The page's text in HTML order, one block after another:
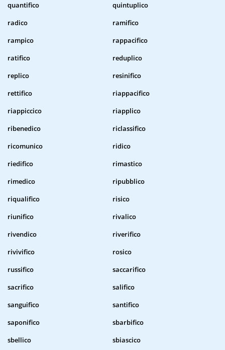
quantifico
quintuplico
radico
ramifico
rampico
rappacifico
ratifico
reduplico
replico
resinifico
rettifico
riappacifico
riappiccico
riapplico
ribenedico
riclassifico
ricomunico
ridico
riedifico
rimastico
rimedico
ripubblico
riqualifico
risico
riunifico
rivalico
rivendico
riverifico
rivivifico
rosico
russifico
saccarifico
sacrifico
salifico
sanguifico
santifico
saponifico
sbarbifico
sbellico
sbiascico